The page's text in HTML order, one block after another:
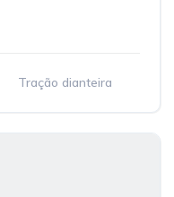
Tração dianteira